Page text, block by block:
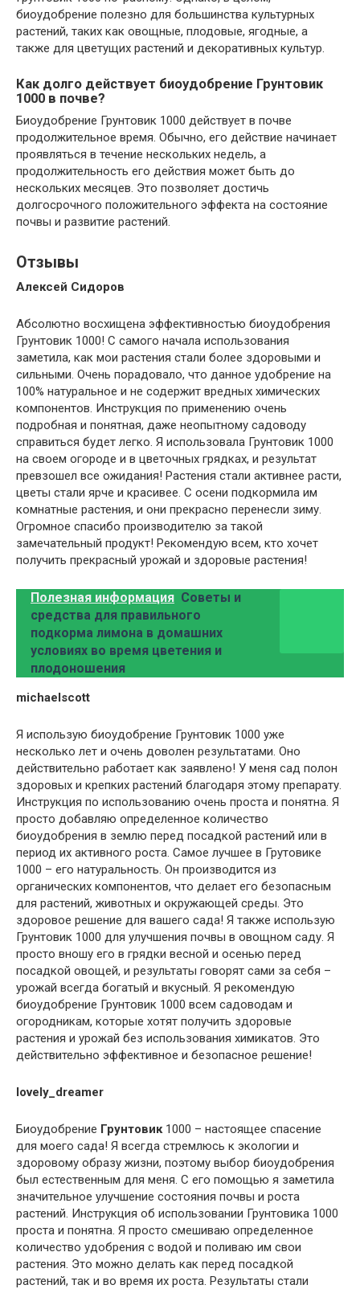
биоудобрение полезно для большинства культурных
растений, таких как овощные, плодовые, ягодные, а
также для цветущих растений и декоративных культур.
Как долго действует биоудобрение Грунтовик
1000 в почве?
Биоудобрение Грунтовик 1000 действует в почве
продолжительное время. Обычно, его действие начинает
проявляться в течение нескольких недель, а
продолжительность его действия может быть до
нескольких месяцев. Это позволяет достичь
долгосрочного положительного эффекта на состояние
почвы и развитие растений.
Отзывы
Алексей Сидоров
Абсолютно восхищена эффективностью биоудобрения
Грунтовик 1000! С самого начала использования
заметила, как мои растения стали более здоровыми и
сильными. Очень порадовало, что данное удобрение на
100% натуральное и не содержит вредных химических
компонентов. Инструкция по применению очень
подробная и понятная, даже неопытному садоводу
справиться будет легко. Я использовала Грунтовик 1000
на своем огороде и в цветочных грядках, и результат
превзошел все ожидания! Растения стали активнее расти,
цветы стали ярче и красивее. С осени подкормила им
комнатные растения, и они прекрасно перенесли зиму.
Огромное спасибо производителю за такой
замечательный продукт! Рекомендую всем, кто хочет
получить прекрасный урожай и здоровые растения!
Полезная информация Советы и
средства для правильного
подкорма лимона в домашних
условиях во время цветения и
плодоношения
michaelscott
Я использую биоудобрение Грунтовик 1000 уже
несколько лет и очень доволен результатами. Оно
действительно работает как заявлено! У меня сад полон
здоровых и крепких растений благодаря этому препарату.
Инструкция по использованию очень проста и понятна. Я
просто добавляю определенное количество
биоудобрения в землю перед посадкой растений или в
период их активного роста. Самое лучшее в Грутовике
1000 – его натуральность. Он производится из
органических компонентов, что делает его безопасным
для растений, животных и окружающей среды. Это
здоровое решение для вашего сада! Я также использую
Грунтовик 1000 для улучшения почвы в овощном саду. Я
просто вношу его в грядки весной и осенью перед
посадкой овощей, и результаты говорят сами за себя –
урожай всегда богатый и вкусный. Я рекомендую
биоудобрение Грунтовик 1000 всем садоводам и
огородникам, которые хотят получить здоровые
растения и урожай без использования химикатов. Это
действительно эффективное и безопасное решение!
lovely_dreamer
Биоудобрение Грунтовик1000 – настоящее спасение
для моего сада! Я всегда стремлюсь к экологии и
здоровому образу жизни, поэтому выбор биоудобрения
был естественным для меня. С его помощью я заметила
значительное улучшение состояния почвы и роста
растений. Инструкция об использовании Грунтовика 1000
проста и понятна. Я просто смешиваю определенное
количество удобрения с водой и поливаю им свои
растения. Это можно делать как перед посадкой
растений, так и во время их роста. Результаты стали